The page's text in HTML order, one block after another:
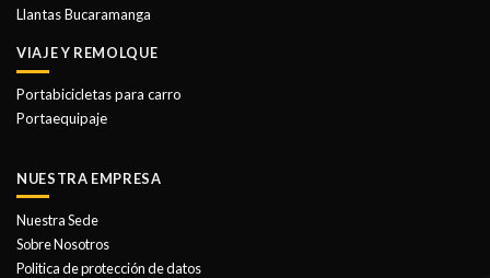
Llantas Bucaramanga
VIAJE Y REMOLQUE
Portabicicletas para carro
Portaequipaje
NUESTRA EMPRESA
Nuestra Sede
Sobre Nosotros
Politica de protección de datos